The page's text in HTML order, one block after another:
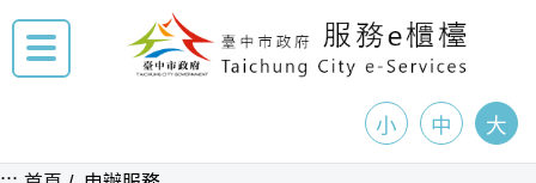
小 中 大